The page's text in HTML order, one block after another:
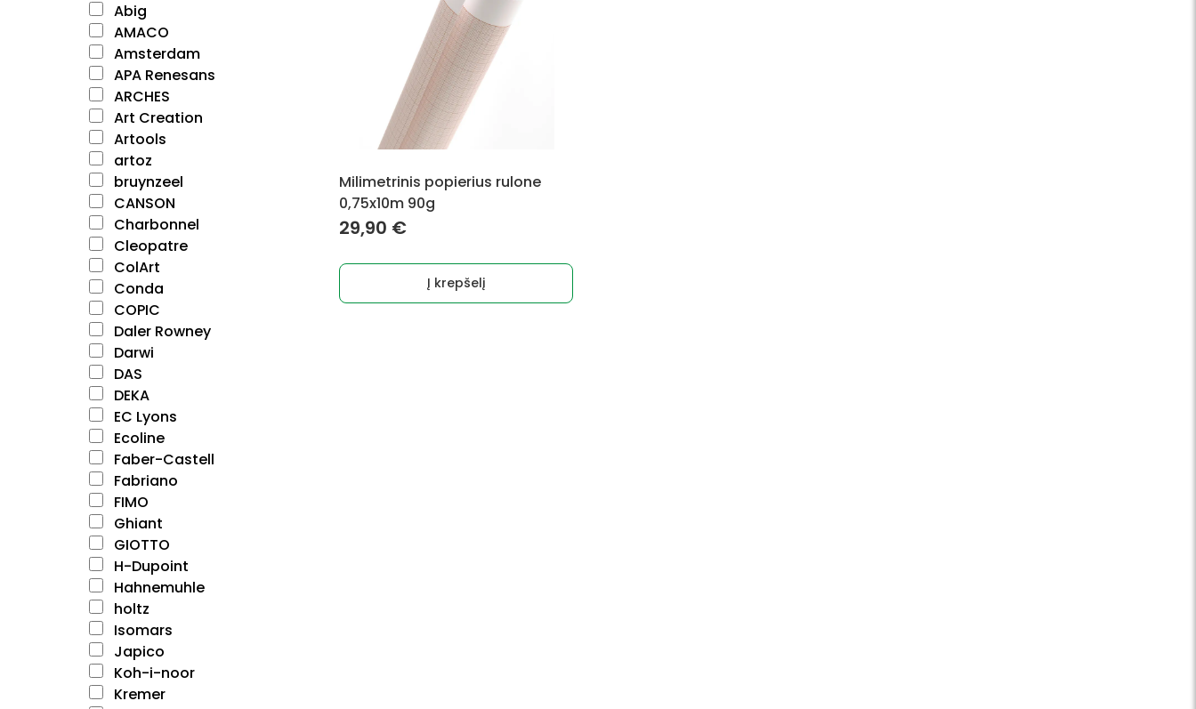
Abig
AMACO
Amsterdam
APA Renesans
ARCHES
Art Creation
Artools
artoz
bruynzeel
CANSON
Charbonnel
Cleopatre
ColArt
Conda
COPIC
Daler Rowney
Darwi
DAS
DEKA
EC Lyons
Ecoline
Faber-Castell
Fabriano
FIMO
Ghiant
GIOTTO
H-Dupoint
Hahnemuhle
holtz
Isomars
Japico
Koh-i-noor
Kremer
Milimetrinis popierius rulone
0,75x10m 90g
29,90 €
Į krepšelį